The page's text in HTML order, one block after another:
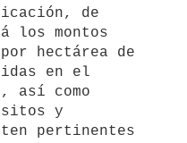
los montos
hectárea de
en el
así como
y
pertinentes